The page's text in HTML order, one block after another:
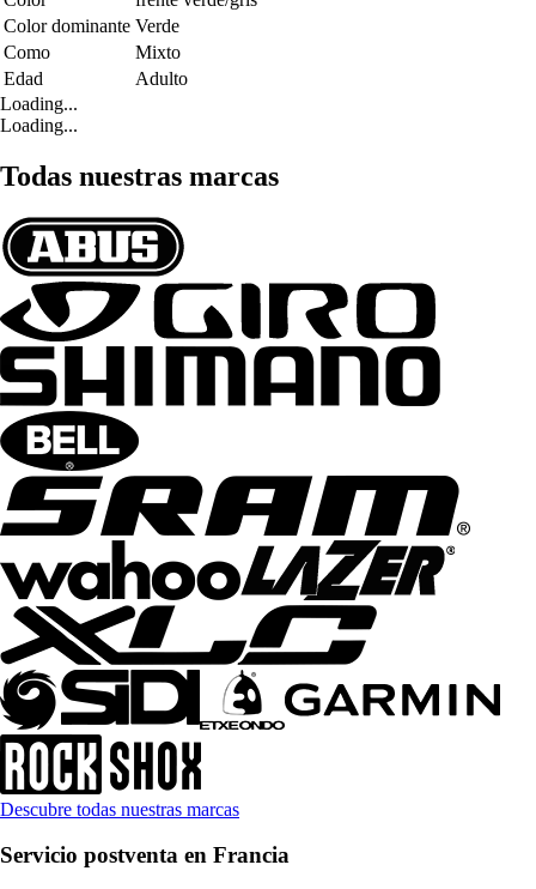
Color dominante Verde
Como
Mixto
Edad
Adulto
Loading...
Loading...
Todas nuestras marcas
Descubre todas nuestras marcas
Servicio postventa en Francia